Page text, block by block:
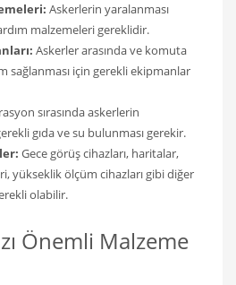
Askerlerin yaralanması
malzemeleri gereklidir.
Askerler arasında ve komuta
sağlanması için gerekli ekipmanlar
sırasında askerlerin
gıda ve su bulunması gerekir.
Gece görüş cihazları, haritalar,
yükseklik ölçüm cihazları gibi diğer
olabilir.
Önemli Malzeme